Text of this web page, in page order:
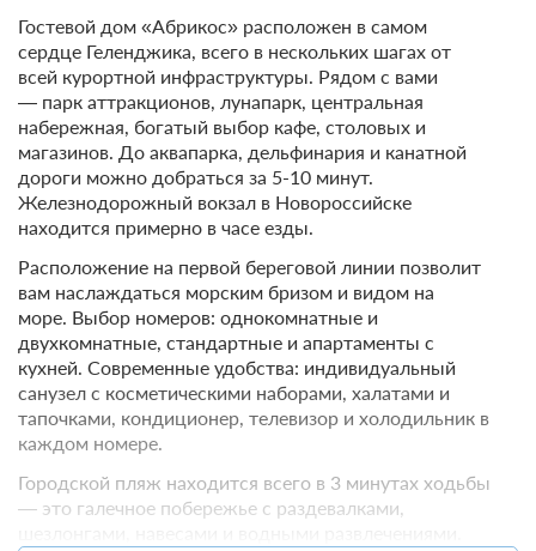
Гостевой дом «Абрикос» расположен в самом
сердце Геленджика, всего в нескольких шагах от
всей курортной инфраструктуры. Рядом с вами
— парк аттракционов, лунапарк, центральная
набережная, богатый выбор кафе, столовых и
магазинов. До аквапарка, дельфинария и канатной
дороги можно добраться за 5-10 минут.
Железнодорожный вокзал в Новороссийске
находится примерно в часе езды.
Расположение на первой береговой линии позволит
вам наслаждаться морским бризом и видом на
море. Выбор номеров: однокомнатные и
двухкомнатные, стандартные и апартаменты с
кухней. Современные удобства: индивидуальный
санузел с косметическими наборами, халатами и
тапочками, кондиционер, телевизор и холодильник в
каждом номере.
Городской пляж находится всего в 3 минутах ходьбы
— это галечное побережье с раздевалками,